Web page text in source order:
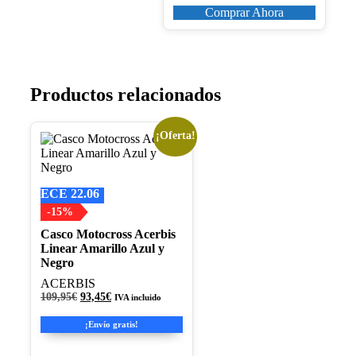
Comprar Ahora
Productos relacionados
¡Oferta!
ECE 22.06
-15%
Casco Motocross Acerbis
Linear Amarillo Azul y
Negro
ACERBIS
109,95€ El
original
era:
93,45€El
actual
es:
IVA incluido
¡Envío gratis!
Este
producto
tiene
variantes.
Las
opciones
se
pueden
elegir
en
la
producto